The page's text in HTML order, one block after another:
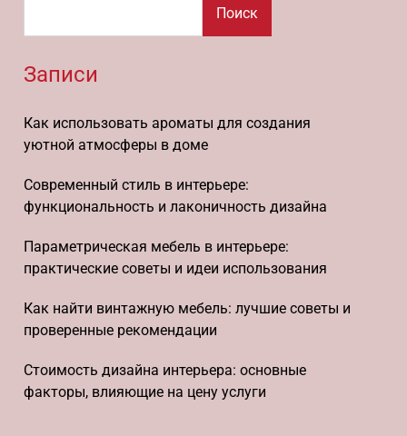
Поиск
Записи
Как использовать ароматы для создания
уютной атмосферы в доме
Современный стиль в интерьере:
функциональность и лаконичность дизайна
Параметрическая мебель в интерьере:
практические советы и идеи использования
Как найти винтажную мебель: лучшие советы и
проверенные рекомендации
Стоимость дизайна интерьера: основные
факторы, влияющие на цену услуги